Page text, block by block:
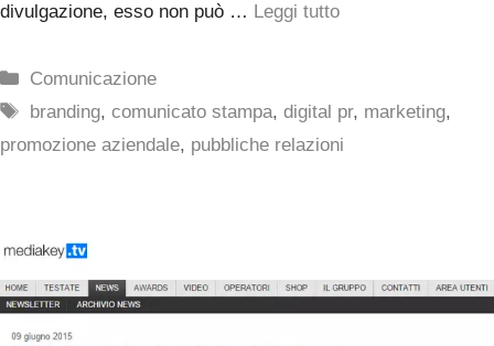
divulgazione, esso non può … Leggi tutto
Categorie
Comunicazione
Tag
branding,comunicato stampa,digital pr, marketing,
promozione aziendale, pubbliche relazioni